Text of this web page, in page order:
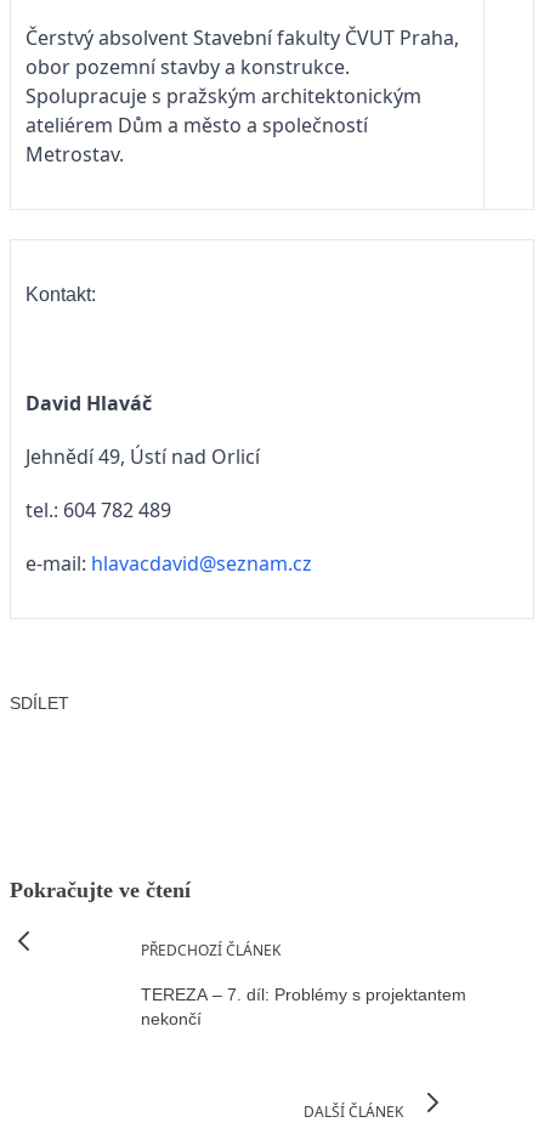
Čerstvý absolvent Stavební fakulty ČVUT Praha,
obor pozemní stavby a konstrukce.
Spolupracuje s pražským architektonickým
ateliérem Dům a město a společností
Metrostav.
Kontakt:
David Hlaváč
Jehnědí 49, Ústí nad Orlicí
tel.: 604 782 489
e-mail: hlavacdavid@seznam.cz
SDÍLET
Pokračujte ve čtení
PŘEDCHOZÍ ČLÁNEK
TEREZA – 7. díl: Problémy s projektantem
nekončí
DALŠÍ ČLÁNEK